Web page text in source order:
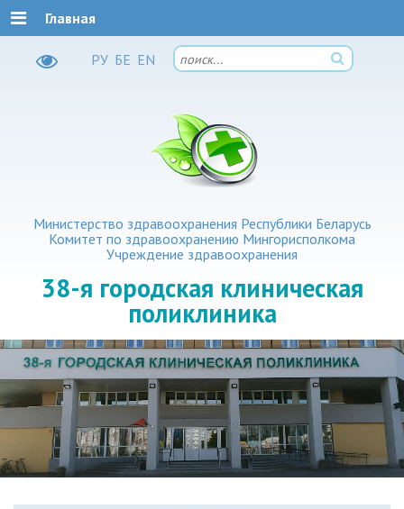
РУ БЕ EN
Министерство здравоохранения Республики Беларусь
Комитет по здравоохранению Мингорисполкома
Учреждение здравоохранения
38-я городская клиническая
поликлиника
Главная